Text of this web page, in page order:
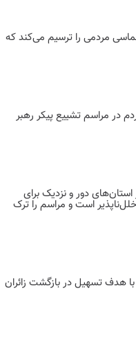
مردمی را ترسیم می‌کند که
در مراسم تشییع پیکر رهبر
دور و نزدیک برای
است و مراسم را ترک
در روز سه‌شنبه ۱۶ تیرماه خبر داد. این تصمیم با هدف تسهیل در بازگشت زائران